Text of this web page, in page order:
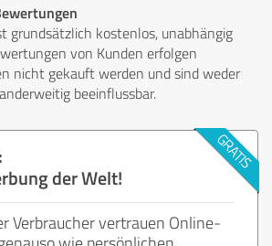
grundsätzlich kostenlos, unabhängig
von Kunden erfolgen
nicht gekauft werden und sind weder
beeinflussbar.
der Welt!
Verbraucher vertrauen Online-